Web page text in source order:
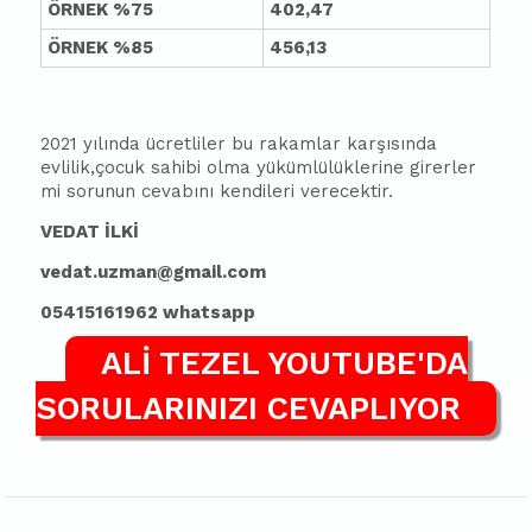
ÖRNEK %75
402,47
ÖRNEK %85
456,13
2021 yılında ücretliler bu rakamlar karşısında
evlilik,çocuk sahibi olma yükümlülüklerine girerler
mi sorunun cevabını kendileri verecektir.
VEDAT İLKİ
vedat.uzman@gmail.com
05415161962 whatsapp
ALİ TEZEL YOUTUBE'DA
SORULARINIZI CEVAPLIYOR